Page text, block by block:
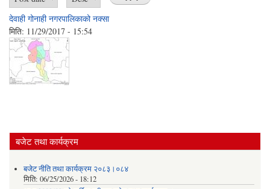
देवाही गोनाही नगरपालिकाको नक्सा
मिति: 11/29/2017 - 15:54
बजेट तथा कार्यक्रम
बजेट नीति तथा कार्यक्रम २०८३।०८४
मिति: 06/25/2026 - 18:12